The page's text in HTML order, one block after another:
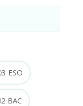
3 ESO
2 BAC